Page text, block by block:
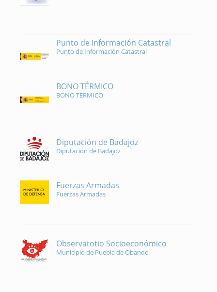
Punto de Información Catastral
Punto de Información Catastral
BONO TÉRMICO
BONO TÉRMICO
Diputación de Badajoz
Diputación de Badajoz
Fuerzas Armadas
Fuerzas Armadas
Observatotio Socioeconómico
Municipio de Puebla de Obando